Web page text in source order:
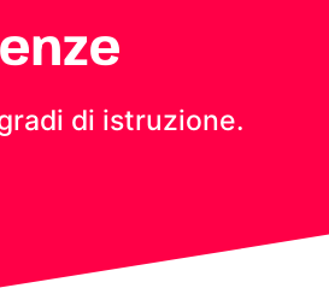
di istruzione.